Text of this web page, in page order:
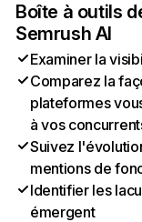
Boîte à outils
Semrush AI
Examiner la
Comparez la
plateformes
à vos
Suivez
mentions de
Identifier les
émergent